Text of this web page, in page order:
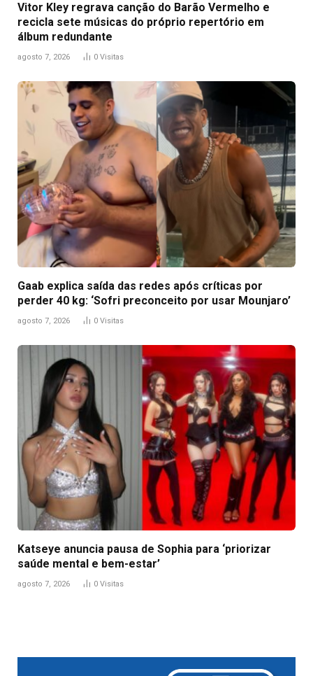
Vitor Kley regrava canção do Barão Vermelho e
recicla sete músicas do próprio repertório em
álbum redundante
agosto 7, 2026 0 Visitas
Gaab explica saída das redes após críticas por
perder 40 kg: ‘Sofri preconceito por usar Mounjaro’
agosto 7, 2026 0 Visitas
Katseye anuncia pausa de Sophia para ‘priorizar
saúde mental e bem-estar’
agosto 7, 2026 0 Visitas